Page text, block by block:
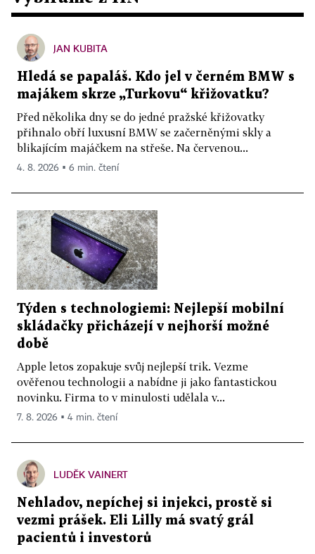
JAN KUBITA
Hledá se papaláš. Kdo jel v černém BMW s
majákem skrze „Turkovu“ křižovatku?
Před několika dny se do jedné pražské křižovatky
přihnalo obří luxusní BMW se začerněnými skly a
blikajícím majáčkem na střeše. Na červenou...
4. 8. 2026 ▪ 6 min. čtení
Týden s technologiemi: Nejlepší mobilní
skládačky přicházejí v nejhorší možné
době
Apple letos zopakuje svůj nejlepší trik. Vezme
ověřenou technologii a nabídne ji jako fantastickou
novinku. Firma to v minulosti udělala v...
7. 8. 2026 ▪ 4 min. čtení
LUDĚK VAINERT
Nehladov, nepíchej si injekci, prostě si
vezmi prášek. Eli Lilly má svatý grál
pacientů i investorů